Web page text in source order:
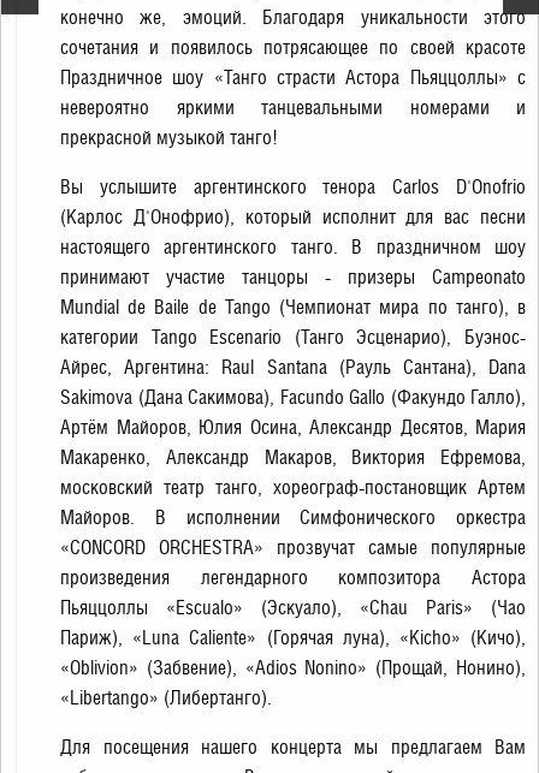
конечно же, эмоций. Благодаря уникальности этого
сочетания и появилось потрясающее по своей красоте
Праздничное шоу «Танго страсти Астора Пьяццоллы» с
невероятно яркими танцевальными номерами и
прекрасной музыкой танго!
Вы услышите аргентинского тенора Carlos D'Onofrio
(Карлос Д'Онофрио), который исполнит для вас песни
настоящего аргентинского танго. В праздничном шоу
принимают участие танцоры - призеры Campeonato
Mundial de Baile de Tango (Чемпионат мира по танго), в
категории Tango Escenario (Танго Эсценарио), Буэнос-
Айреc, Аргентина: Raul Santana (Рауль Сантана), Dana
Sakimova (Дана Сакимова), Facundo Gallo (Факундо Галло),
Артём Майоров, Юлия Осина, Александр Десятов, Мария
Макаренко, Александр Макаров, Виктория Ефремова,
московский театр танго, хореограф-постановщик Артем
Майоров. В исполнении Симфонического оркестра
«CONCORD ORCHESTRA» прозвучат самые популярные
произведения легендарного композитора Астора
Пьяццоллы «Escualo» (Эскуало), «Chau Paris» (Чао
Париж), «Luna Caliente» (Горячая луна), «Kicho» (Кичо),
«Oblivion» (Забвение), «Adios Nonino» (Прощай, Нонино),
«Libertango» (Либертанго).
Для посещения нашего концерта мы предлагаем Вам